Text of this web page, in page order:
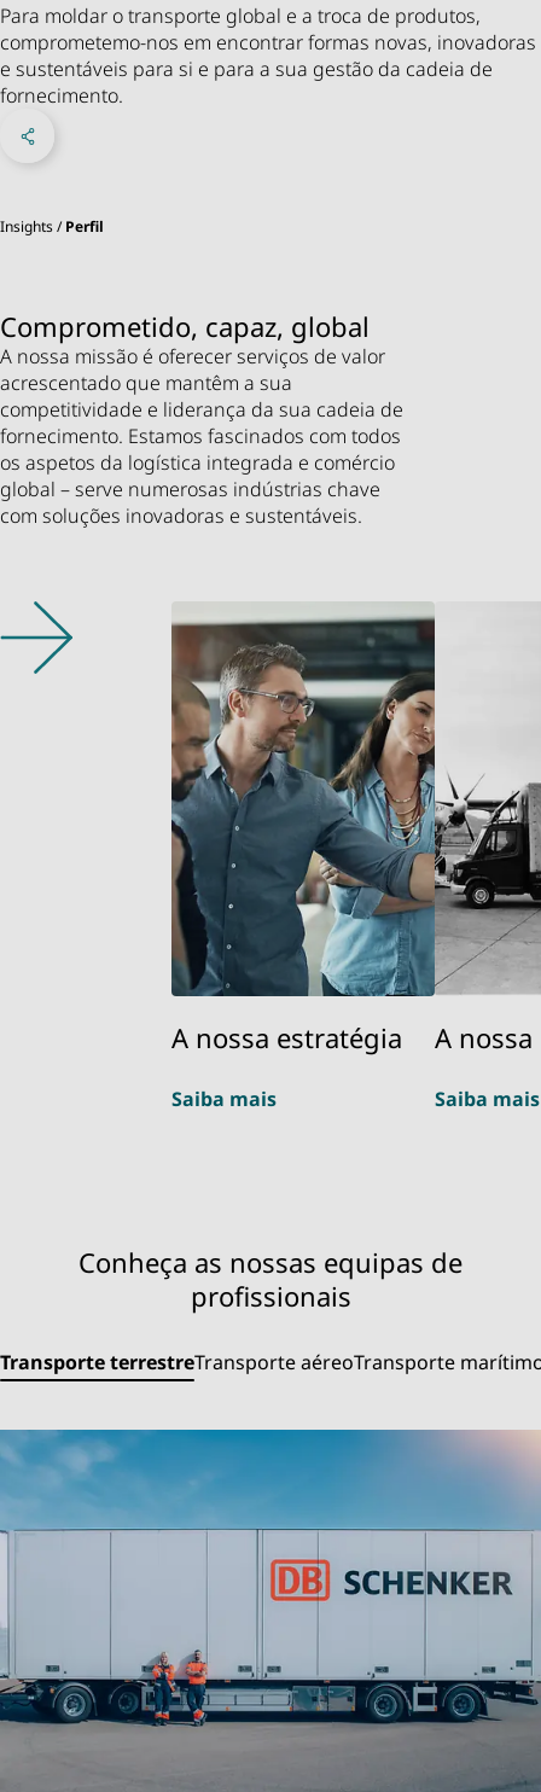
Para moldar o transporte global e a troca de produtos,
comprometemo-nos em encontrar formas novas, inovadoras
e sustentáveis para si e para a sua gestão da cadeia de
fornecimento.
Menu Redes Sociais
Insights Perfil
Comprometido, capaz, global
A nossa missão é oferecer serviços de valor
acrescentado que mantêm a sua
competitividade e liderança da sua cadeia de
fornecimento. Estamos fascinados com todos
os aspetos da logística integrada e comércio
global – serve numerosas indústrias chave
com soluções inovadoras e sustentáveis.
A nossa estratégia
Saiba mais
A
Saiba mais
Conheça as nossas equipas de
profissionais
Transporte terrestreTransporte aéreoTransporte